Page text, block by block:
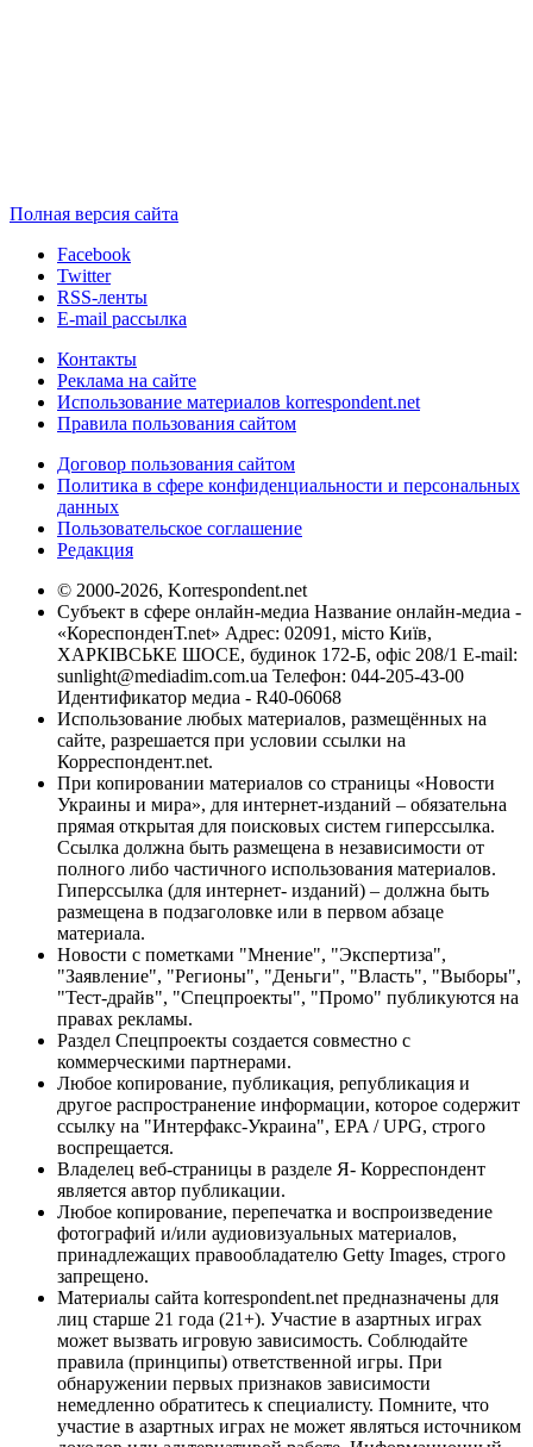
Полная версия сайта
Facebook
Twitter
RSS-ленты
E-mail рассылка
Контакты
Реклама на сайте
Использование материалов korrespondent.net
Правила пользования сайтом
Договор пользования сайтом
Политика в сфере конфиденциальности и персональных
данных
Пользовательское соглашение
Редакция
© 2000-2026, Korrespondent.net
Субъект в сфере онлайн-медиа Название онлайн-медиа -
«КореспонденТ.net» Адрес: 02091, місто Київ,
ХАРКІВСЬКЕ ШОСЕ, будинок 172-Б, офіс 208/1 E-mail:
sunlight@mediadim.com.ua Телефон: 044-205-43-00
Идентификатор медиа - R40-06068
Использование любых материалов, размещённых на
сайте, разрешается при условии ссылки на
Корреспондент.net.
При копировании материалов со страницы «Новости
Украины и мира», для интернет-изданий – обязательна
прямая открытая для поисковых систем гиперссылка.
Ссылка должна быть размещена в независимости от
полного либо частичного использования материалов.
Гиперссылка (для интернет- изданий) – должна быть
размещена в подзаголовке или в первом абзаце
материала.
Новости с пометками "Мнение", "Экспертиза",
"Заявление", "Регионы", "Деньги", "Власть", "Выборы",
"Тест-драйв", "Спецпроекты", "Промо" публикуются на
правах рекламы.
Раздел Спецпроекты создается совместно с
коммерческими партнерами.
Любое копирование, публикация, републикация и
другое распространение информации, которое содержит
ссылку на "Интерфакс-Украина", EPA / UPG, строго
воспрещается.
Владелец веб-страницы в разделе Я- Корреспондент
является автор публикации.
Любое копирование, перепечатка и воспроизведение
фотографий и/или аудиовизуальных материалов,
принадлежащих правообладателю Getty Images, строго
запрещено.
Материалы сайта korrespondent.net предназначены для
лиц старше 21 года (21+). Участие в азартных играх
может вызвать игровую зависимость. Соблюдайте
правила (принципы) ответственной игры. При
обнаружении первых признаков зависимости
немедленно обратитесь к специалисту. Помните, что
участие в азартных играх не может являться источником